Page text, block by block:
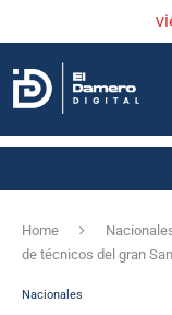
Home
de técnicos del gran
Nacionales